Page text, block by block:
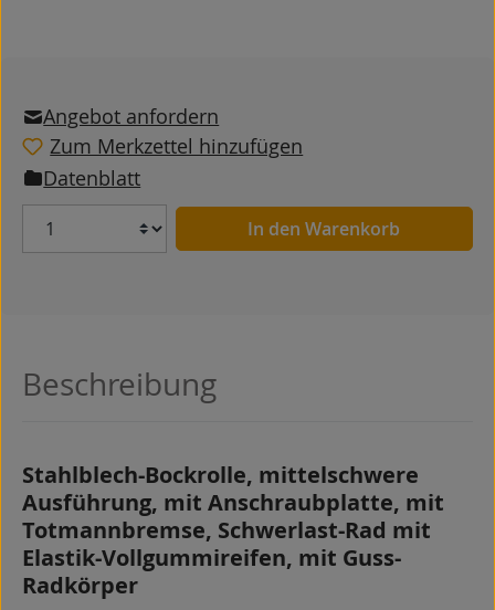
Angebot anfordern
Zum Merkzettel hinzufügen
Datenblatt
Anzahl In den Warenkorb
Beschreibung
Stahlblech-Bockrolle, mittelschwere
Ausführung, mit Anschraubplatte, mit
Totmannbremse, Schwerlast-Rad mit
Elastik-Vollgummireifen, mit Guss-
Radkörper